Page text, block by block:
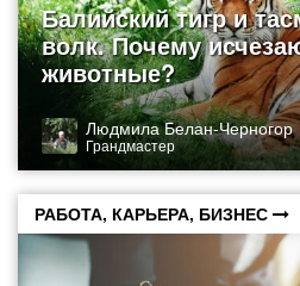
Балийский тигр и
волк. Почему
животные?
Людмила Белан-Черногор
Грандмастер
РАБОТА, КАРЬЕРА, БИЗНЕС